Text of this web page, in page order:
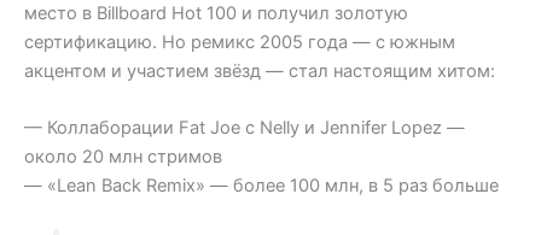
место в Billboard Hot 100 и получил золотую
сертификацию. Но ремикс 2005 года — с южным
акцентом и участием звёзд — стал настоящим хитом:
— Коллаборации Fat Joe с Nelly и Jennifer Lopez —
около 20 млн стримов
— «Lean Back Remix» — более 100 млн, в 5 раз больше